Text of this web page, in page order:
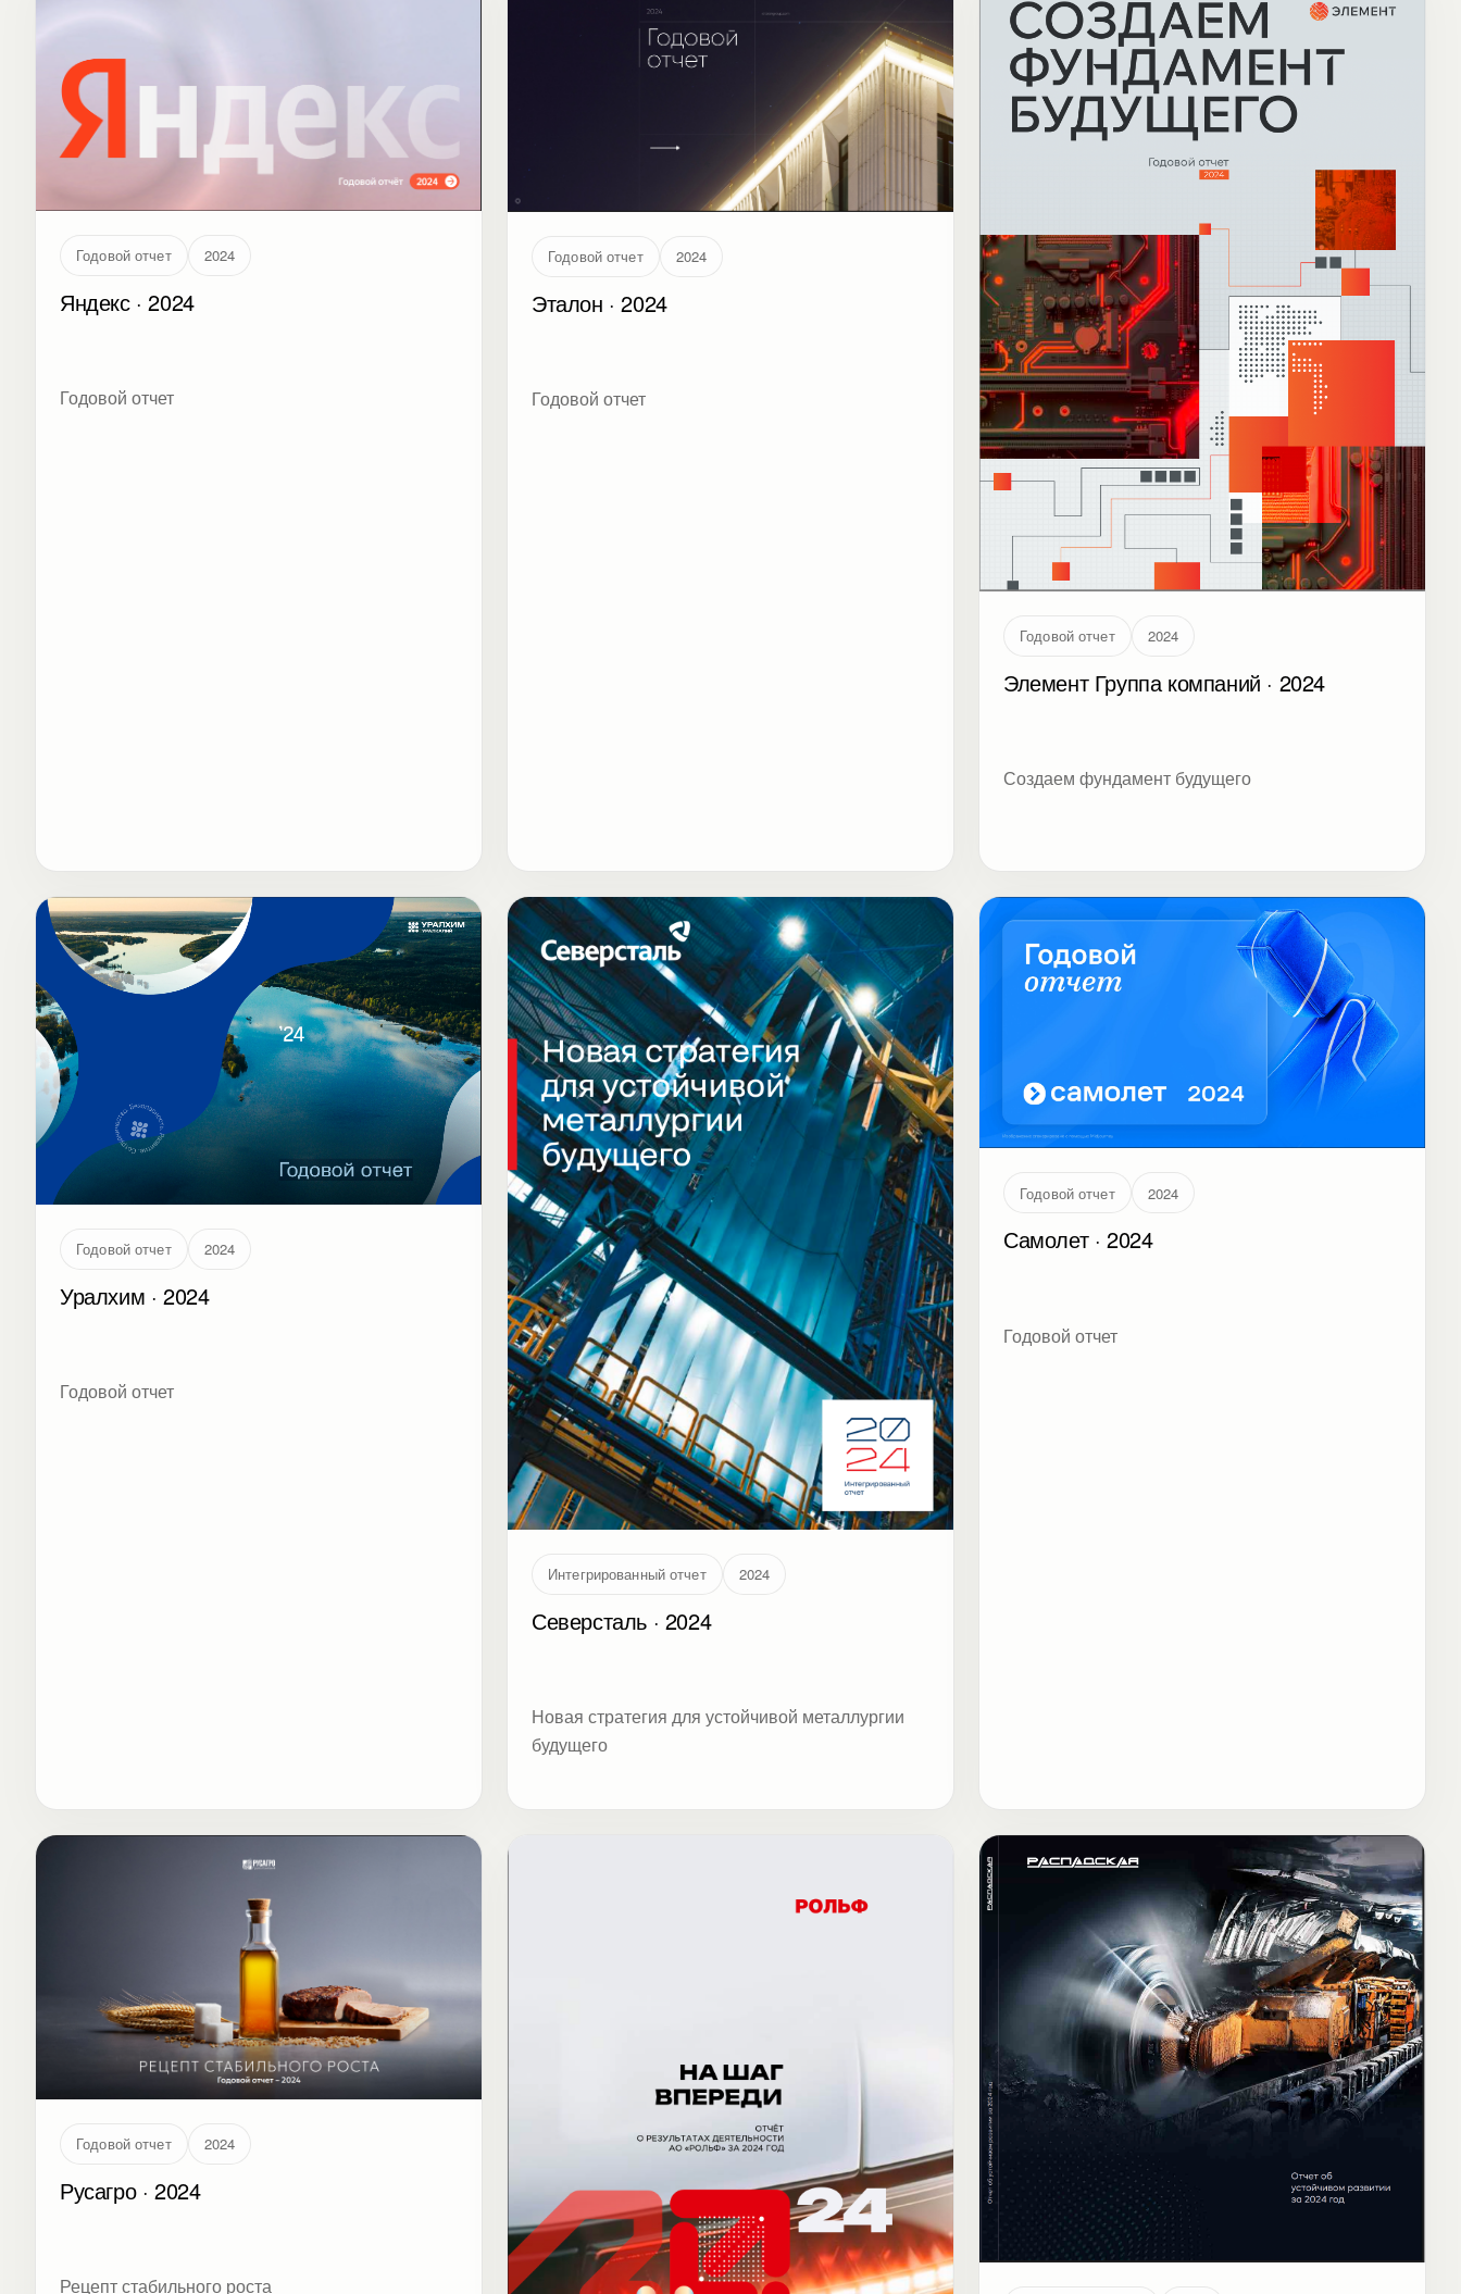
Годовой отчет 2024
Яндекс · 2024
Годовой отчет
Годовой отчет 2024
Эталон · 2024
Годовой отчет
Годовой отчет 2024
Элемент Группа компаний · 2024
Создаем фундамент будущего
Годовой отчет 2024
Уралхим · 2024
Годовой отчет
Интегрированный отчет 2024
Северсталь · 2024
Новая стратегия для устойчивой металлургии
будущего
Годовой отчет 2024
Самолет · 2024
Годовой отчет
Годовой отчет 2024
Русагро · 2024
Рецепт стабильного роста